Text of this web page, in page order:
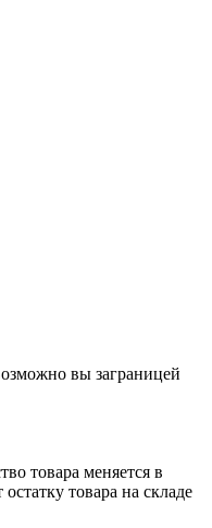
вы заграницей
товара меняется в
товара на складе